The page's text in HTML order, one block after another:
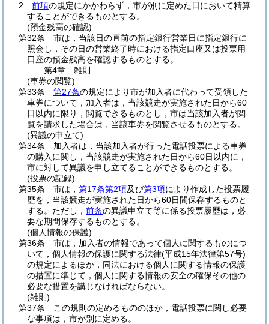
2
前項の規定にかかわらず，市が別に定めた日において精算
することができるものとする。
(預金残高の確認)
第32条
市は，当該日の直前の指定銀行営業日に指定銀行に
照会し，その日の営業終了時における指定口座又は投票用
口座の預金残高を確認するものとする。
第4章
雑則
(車券の閲覧)
第33条
第27条の規定により市が加入者に代わって受領した
車券について，加入者は，当該競走が実施された日から60
日以内に限り，閲覧できるものとし，市は当該加入者が閲
覧を請求した場合は，当該車券を閲覧させるものとする。
(異議の申立て)
第34条
加入者は，当該加入者が行った電話投票による車券
の購入に関し，当該競走が実施された日から60日以内に，
市に対して異議を申し立てることができるものとする。
(投票の記録)
第35条
市は， 第17条第2項及び第3項により作成した投票履
歴を，当該競走が実施された日から60日間保存するものと
する。 ただし， 前条の異議申立て等に係る投票履歴は，必
要な期間保存するものとする。
(個人情報の保護)
第36条
市は，加入者の情報であって個人に関するものにつ
いて，個人情報の保護に関する法律(平成15年法律第57号)
の規定によるほか，同法における個人に関する情報の保護
の措置に準じて，個人に関する情報の安全の確保その他の
必要な措置を講じなければならない。
(雑則)
第37条
この規則の定めるもののほか，電話投票に関し必要
な事項は，市が別に定める。